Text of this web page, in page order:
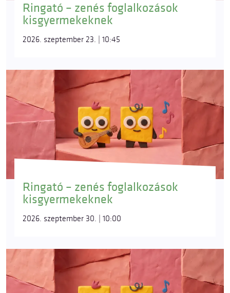
Ringató – zenés foglalkozások
kisgyermekeknek
2026. szeptember 23. | 10:45
Ringató – zenés foglalkozások
kisgyermekeknek
2026. szeptember 30. | 10:00